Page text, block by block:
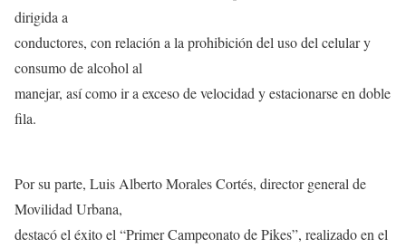
dirigida a
conductores, con relación a la prohibición del uso del celular y
consumo de alcohol al
manejar, así como ir a exceso de velocidad y estacionarse en doble
fila.
Por su parte, Luis Alberto Morales Cortés, director general de
Movilidad Urbana,
destacó el éxito el “Primer Campeonato de Pikes”, realizado en el